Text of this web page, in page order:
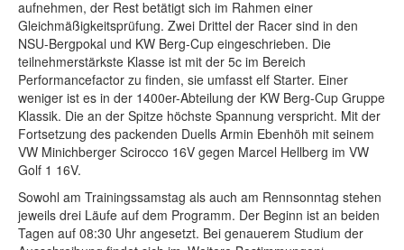
aufnehmen, der Rest betätigt sich im Rahmen einer
Gleichmäßigkeitsprüfung. Zwei Drittel der Racer sind in den
NSU-Bergpokal und KW Berg-Cup eingeschrieben. Die
teilnehmerstärkste Klasse ist mit der 5c im Bereich
Performancefactor zu finden, sie umfasst elf Starter. Einer
weniger ist es in der 1400er-Abteilung der KW Berg-Cup Gruppe
Klassik. Die an der Spitze höchste Spannung verspricht. Mit der
Fortsetzung des packenden Duells Armin Ebenhöh mit seinem
VW Minichberger Scirocco 16V gegen Marcel Hellberg im VW
Golf 1 16V.
Sowohl am Trainingssamstag als auch am Rennsonntag stehen
jeweils drei Läufe auf dem Programm. Der Beginn ist an beiden
Tagen auf 08:30 Uhr angesetzt. Bei genauerem Studium der